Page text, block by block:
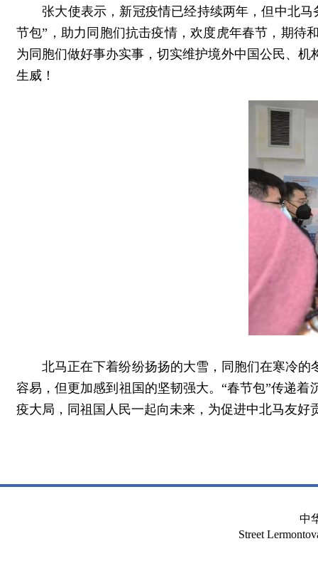
张大使表示，新冠疫情已经持续两年，但中北马
节包”，助力同胞们抗击疫情，欢度虎年春节，期待
为同胞们做好事办实事，切实维护境外中国公民、
生威！
北马正在下着纷纷扬扬的大雪，同胞们在寒冷的
容易，但更加感到祖国的坚韧强大。“春节包”传递
疫大局，同祖国人民一起向未来，为促进中北马友好
中
Street